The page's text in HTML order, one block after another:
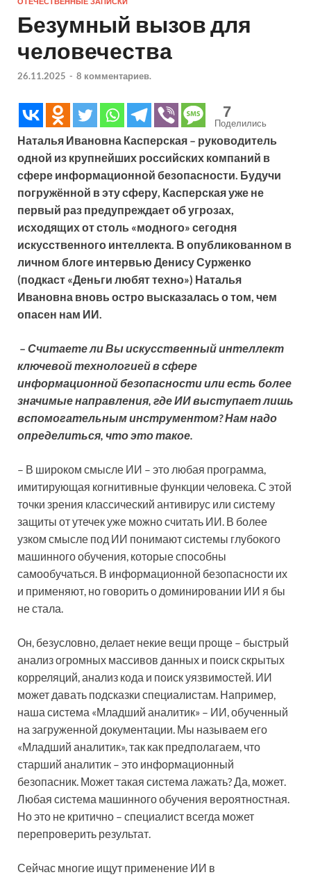
Безумный вызов для
человечества
26.11.2025 - 8 комментариев.
7
Поделились
Наталья Ивановна Касперская – руководитель
одной из крупнейших российских компаний в
сфере информационной безопасности. Будучи
погружённой в эту сферу, Касперская уже не
первый раз предупреждает об угрозах,
исходящих от столь «модного» сегодня
искусственного интеллекта. В опубликованном в
личном блоге интервью Денису Сурженко
(подкаст «Деньги любят техно») Наталья
Ивановна вновь остро высказалась о том, чем
опасен нам ИИ.
– Считаете ли Вы искусственный интеллект
ключевой технологией в сфере
информационной безопасности или есть более
значимые направления, где ИИ выступает лишь
вспомогательным инструментом? Нам надо
определиться, что это такое.
– В широком смысле ИИ – это любая программа,
имитирующая когнитивные функции человека. С этой
точки зрения классический антивирус или систему
защиты от утечек уже можно считать ИИ. В более
узком смысле под ИИ понимают системы глубокого
машинного обучения, которые способны
самообучаться. В информационной безопасности их
и применяют, но говорить о доминировании ИИ я бы
не стала.
Он, безусловно, делает некие вещи проще – быстрый
анализ огромных массивов данных и поиск скрытых
корреляций, анализ кода и поиск уязвимостей. ИИ
может давать подсказки специалистам. Например,
наша система «Младший аналитик» – ИИ, обученный
на загруженной документации. Мы называем его
«Младший аналитик», так как предполагаем, что
старший аналитик – это информационный
безопасник. Может такая система лажать? Да, может.
Любая система машинного обучения вероятностная.
Но это не критично – специалист всегда может
перепроверить результат.
Сейчас многие ищут применение ИИ в